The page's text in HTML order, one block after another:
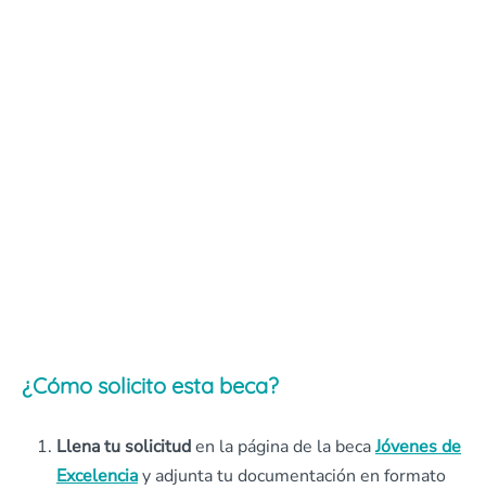
¿Cómo solicito esta beca?
Llena tu solicituden la página de la becaJóvenes de
Excelenciay adjunta tu documentación en formato